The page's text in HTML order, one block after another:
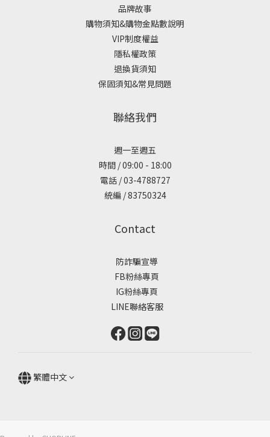
品牌故事
購物須知&購物金點數說明
VIP制度權益
隱私權政策
退換貨須知
保固須知&常見問題
聯絡我們
週一至週五
時間 / 09:00 - 18:00
電話 / 03-4788727
統編 / 83750324
Contact
防詐騙宣導
FB粉絲專頁
IG粉絲專頁
LINE聯絡客服
繁體中文